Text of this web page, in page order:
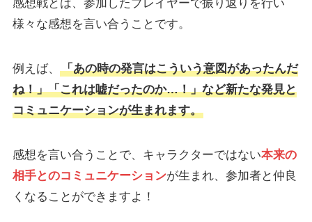
感想戦とは、参加したプレイヤーで振り返りを行い
様々な感想を言い合うことです。
例えば、
「あの時の発言はこういう意図があったんだ
ね！」「これは嘘だったのか…！」など新たな発見と
コミュニケーションが生まれます。
感想を言い合うことで、キャラクターではない本来の
相手とのコミュニケーションが生まれ、参加者と仲良
くなることができますよ！